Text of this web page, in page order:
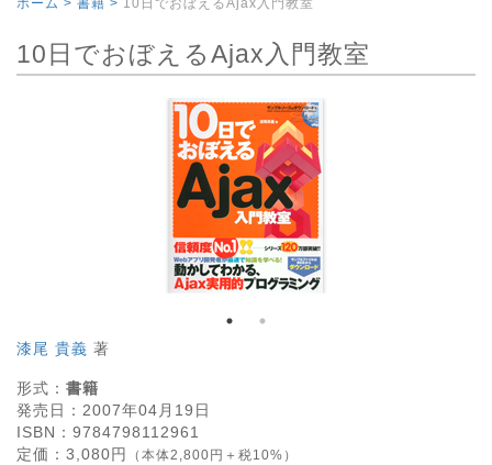
10日でおぼえるAjax入門教室
漆尾 貴義 著
形式： 書籍
発売日： 2007年04月19日
ISBN： 9784798112961
定価： 3,080円 （本体2,800円＋税10%）